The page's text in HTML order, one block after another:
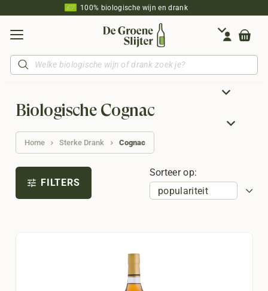
100% biologische wijn en drank
Producten
zoeken
Biologische Cognac
Home Sterke Drank Cognac
tune FILTERS
Sorteer op: